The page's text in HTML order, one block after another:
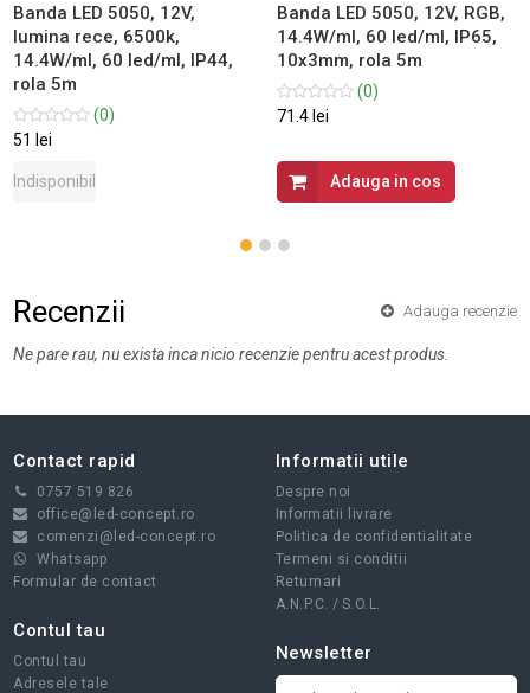
Banda LED 5050, 12V,
lumina rece, 6500k,
14.4W/ml, 60 led/ml, IP44,
rola 5m
(0)
51 lei
Indisponibil
Banda LED 5050, 12V, RGB,
14.4W/ml, 60 led/ml, IP65,
10x3mm, rola 5m
(0)
71.4 lei
Adauga in cos
Recenzii Adauga recenzie
Ne pare rau, nu exista inca nicio recenzie pentru acest produs.
Contact rapid
0757 519 826
office@led-concept.ro
comenzi@led-concept.ro
Whatsapp
Formular de contact
Informatii utile
Despre noi
Informatii livrare
Politica de confidentialitate
Termeni si conditii
Returnari
A.N.P.C. / S.O.L.
Contul tau
Contul tau
Adresele tale
Newsletter